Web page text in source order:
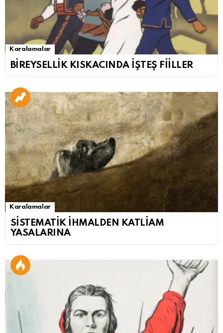
Karalamalar
BİREYSELLİK KISKACINDA İŞTEŞ FİİLLER
Karalamalar
SİSTEMATİK İHMALDEN KATLİAM
YASALARINA